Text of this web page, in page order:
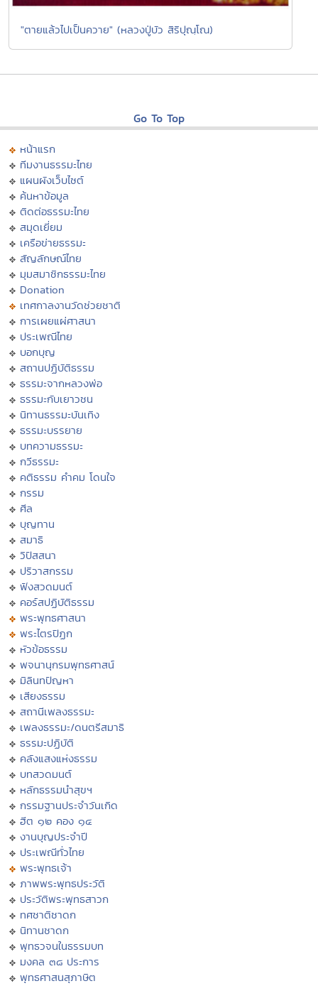
"ตายแล้วไปเป็นควาย" (หลวงปู่บัว สิริปุณฺโณ)
Go To Top
หน้าแรก
ทีมงานธรรมะไทย
แผนผังเว็บไซต์
ค้นหาข้อมูล
ติดต่อธรรมะไทย
สมุดเยี่ยม
เครือข่ายธรรมะ
สัญลักษณ์ไทย
มุมสมาชิกธรรมะไทย
Donation
เทศกาลงานวัดช่วยชาติ
การเผยแผ่ศาสนา
ประเพณีไทย
บอกบุญ
สถานปฏิบัติธรรม
ธรรมะจากหลวงพ่อ
ธรรมะกับเยาวชน
นิทานธรรมะบันเทิง
ธรรมะบรรยาย
บทความธรรมะ
กวีธรรมะ
คติธรรม คำคม โดนใจ
กรรม
ศีล
บุญทาน
สมาธิ
วิปัสสนา
ปริวาสกรรม
ฟังสวดมนต์
คอร์สปฏิบัติธรรม
พระพุทธศาสนา
พระไตรปิฏก
หัวข้อธรรม
พจนานุกรมพุทธศาสน์
มิลินทปัญหา
เสียงธรรม
สถานีเพลงธรรมะ
เพลงธรรมะ/ดนตรีสมาธิ
ธรรมะปฏิบัติ
คลังแสงแห่งธรรม
บทสวดมนต์
หลักธรรมนำสุขฯ
กรรมฐานประจำวันเกิด
ฮีต ๑๒ คอง ๑๔
งานบุญประจำปี
ประเพณีทั่วไทย
พระพุทธเจ้า
ภาพพระพุทธประวัติ
ประวัติพระพุทธสาวก
ทศชาติชาดก
นิทานชาดก
พุทธวจนในธรรมบท
มงคล ๓๘ ประการ
พุทธศาสนสุภาษิต